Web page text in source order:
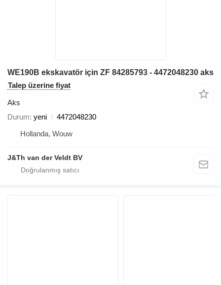
WE190B ekskavatör için ZF 84285793 - 4472048230 aks
Talep üzerine fiyat
Aks
Durum yeni
4472048230
Hollanda, Wouw
J&Th van der Veldt BV